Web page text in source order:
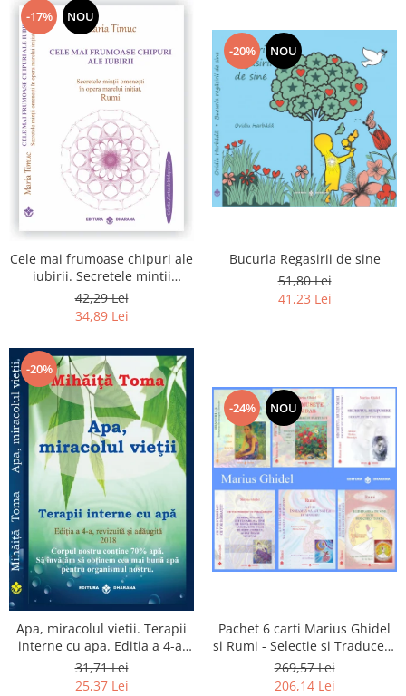
-17% NOU
Cele mai frumoase chipuri ale
iubirii. Secretele mintii
omenesti in opera marelui
initiat, Rumi
42,29 Lei
34,89 Lei
-20% NOU
Bucuria Regasirii de sine
51,80 Lei
41,23 Lei
-20%
Apa, miracolul vietii. Terapii
interne cu apa. Editia a 4-a,
revizuita si adaugita.
31,71 Lei
25,37 Lei
-24% NOU
Pachet 6 carti Marius Ghidel
si Rumi - Selectie si Traducere
de Marius Ghidel
269,57 Lei
206,14 Lei